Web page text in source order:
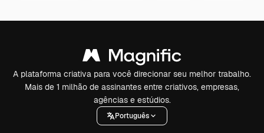
A plataforma criativa para você direcionar seu melhor trabalho.
Mais de 1 milhão de assinantes entre criativos, empresas,
agências e estúdios.
Português